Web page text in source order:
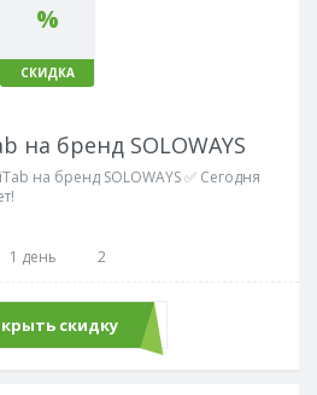
%
СКИДКА
на бренд SOLOWAYS
на бренд SOLOWAYS ✅ Сегодня
1 день 2
скидку